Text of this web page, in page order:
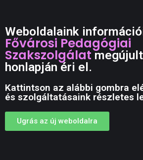
Weboldalaink
Fővárosi Pedagógiai
Szakszolgálat
honlapján éri el.
Kattintson az alábbi gombra
és szolgáltatásaink részletes
Ugrás az új weboldalra